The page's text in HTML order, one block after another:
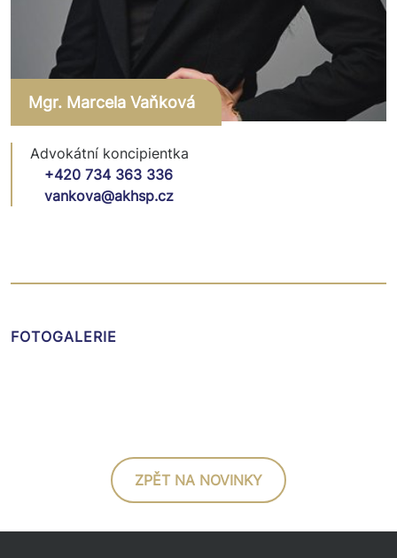
Mgr. Marcela Vaňková
Advokátní koncipientka
+420 734 363 336
vankova@akhsp.cz
FOTOGALERIE
ZPĚT NA NOVINKY